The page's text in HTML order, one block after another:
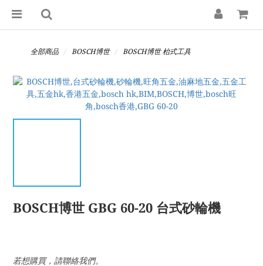
全部商品 BOSCH博世 BOSCH博世 枱式工具
BOSCH博世 GBG 60-20 台式砂輪機
若想購買，請聯絡我們。